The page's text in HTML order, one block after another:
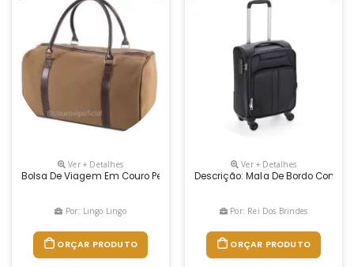
Ver + Detalhes
Bolsa De Viagem Em Couro Personalizado
Por: Lingo Lingo
ORÇAR PRODUTO
Ver + Detalhes
Descrição: Mala De Bordo Com
Por: Rei Dos Brindes
ORÇAR PRODUTO